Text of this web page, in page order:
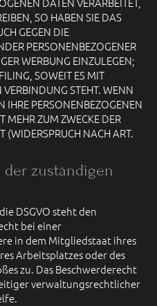
SO HABEN SIE DAS
GEGEN DIE
PERSONENBEZOGENER
WERBUNG EINZULEGEN;
SOWEIT ES MIT
STEHT. WENN
IHRE PERSONENBEZOGENEN
MEHR ZUM ZWECKE DER
(WIDERSPRUCH NACH ART.
zuständigen
DSGVO steht den
bei einer
in dem Mitgliedstaat ihres
Arbeitsplatzes oder des
zu. Das Beschwerderecht
verwaltungsrechtlicher